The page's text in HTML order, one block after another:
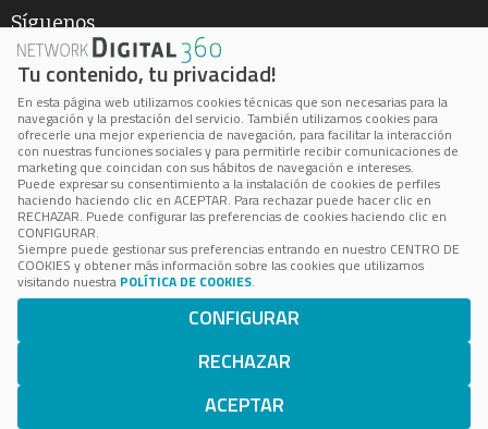
Síguenos
Aviso Legal
Política de privacidad
Política de cookie
Cookie Center
BPS está inscrita en el Registro Mercantil de Madrid, Volumen
Número de Identificación Fiscal: B-85062503 © 2023 BPS
reservados.
Tu contenido, tu privacidad!
En esta página web utilizamos cookies técnicas que son necesarias para la
navegación y la prestación del servicio. También utilizamos cookies para
ofrecerle una mejor experiencia de navegación, para facilitar la interacción
con nuestras funciones sociales y para permitirle recibir comunicaciones de
marketing que coincidan con sus hábitos de navegación e intereses.
Puede expresar su consentimiento a la instalación de cookies de perfiles
haciendo haciendo clic en ACEPTAR. Para rechazar puede hacer clic en
RECHAZAR. Puede configurar las preferencias de cookies haciendo clic en
CONFIGURAR.
Siempre puede gestionar sus preferencias entrando en nuestro CENTRO DE
COOKIES y obtener más información sobre las cookies que utilizamos
visitando nuestra POLÍTICA DE COOKIES.
CONFIGURAR
RECHAZAR
ACEPTAR